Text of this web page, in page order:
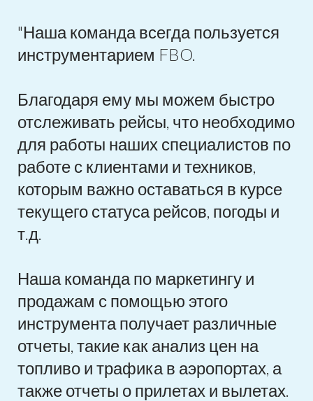
"Наша команда всегда пользуется
инструментарием FBO.
Благодаря ему мы можем быстро
отслеживать рейсы, что необходимо
для работы наших специалистов по
работе с клиентами и техников,
которым важно оставаться в курсе
текущего статуса рейсов, погоды и
т.д.
Наша команда по маркетингу и
продажам с помощью этого
инструмента получает различные
отчеты, такие как анализ цен на
топливо и трафика в аэропортах, а
также отчеты о прилетах и вылетах.